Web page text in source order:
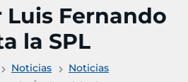
Luis Fernando
la SPL
Noticias
Noticias